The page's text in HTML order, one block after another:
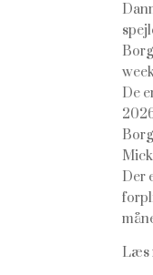
De
Der
Læs